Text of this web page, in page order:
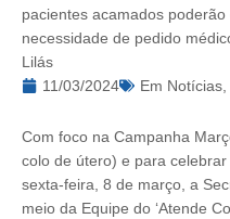
pacientes acamados
necessidade de pedido
Lilás
11/03/2024
Em Notícias
Com foco na Campanha
colo de útero) e para
sexta-feira, 8 de março, a
meio da Equipe do ‘Atende